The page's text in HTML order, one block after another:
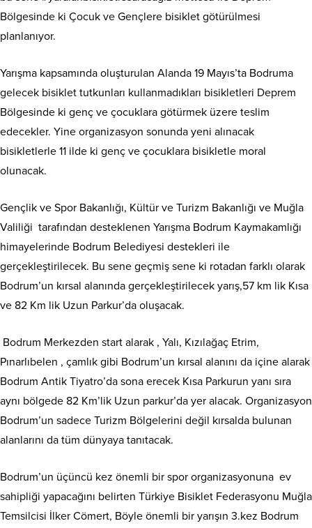
Bölgesinde ki Çocuk ve Gençlere bisiklet götürülmesi
planlanıyor.
Yarışma kapsamında oluşturulan Alanda 19 Mayıs’ta Bodruma
gelecek bisiklet tutkunları kullanmadıkları bisikletleri Deprem
Bölgesinde ki genç ve çocuklara götürmek üzere teslim
edecekler. Yine organizasyon sonunda yeni alınacak
bisikletlerle 11 ilde ki genç ve çocuklara bisikletle moral
olunacak.
Gençlik ve Spor Bakanlığı, Kültür ve Turizm Bakanlığı ve Muğla
Valiliği tarafından desteklenen Yarışma Bodrum Kaymakamlığı
himayelerinde Bodrum Belediyesi destekleri ile
gerçekleştirilecek. Bu sene geçmiş sene ki rotadan farklı olarak
Bodrum’un kırsal alanında gerçekleştirilecek yarış,57 km lik Kısa
ve 82 Km lik Uzun Parkur’da oluşacak.
Bodrum Merkezden start alarak , Yalı, Kızılağaç Etrim,
Pınarlıbelen , çamlık gibi Bodrum’un kırsal alanını da içine alarak
Bodrum Antik Tiyatro’da sona erecek Kısa Parkurun yanı sıra
aynı bölgede 82 Km’lik Uzun parkur’da yer alacak. Organizasyon
Bodrum’un sadece Turizm Bölgelerini değil kırsalda bulunan
alanlarını da tüm dünyaya tanıtacak.
Bodrum’un üçüncü kez önemli bir spor organizasyonuna ev
sahipliği yapacağını belirten Türkiye Bisiklet Federasyonu Muğla
Temsilcisi İlker Cömert, Böyle önemli bir yarışın 3.kez Bodrum